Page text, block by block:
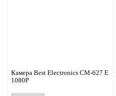
Камера Best Electronics CM-627 E
1080P